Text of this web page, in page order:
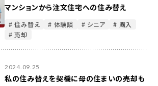
マンションから注文住宅への住み替え
# 住み替え # 体験談 # シニア
# 購入
# 売却
2024.09.25
私の住み替えを契機に母の住まいの売却も